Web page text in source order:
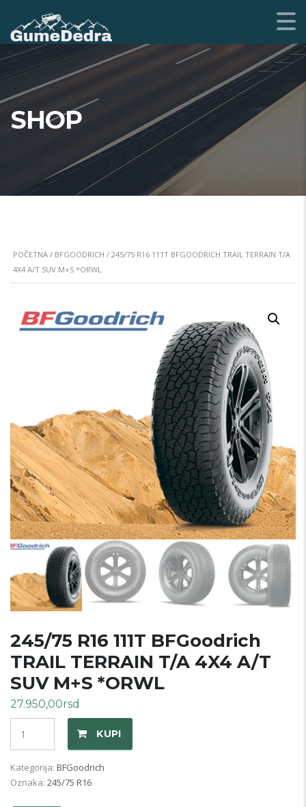
SHOP
POČETNA / BFGOODRICH / 245/75 R16 111T BFGOODRICH TRAIL TERRAIN T/A
4X4 A/T SUV M+S *ORWL
245/75 R16 111T BFGoodrich
TRAIL TERRAIN T/A 4X4 A/T
SUV M+S *ORWL
27.950,00rsd
KUPI
Kategorija: BFGoodrich
Oznaka: 245/75 R16